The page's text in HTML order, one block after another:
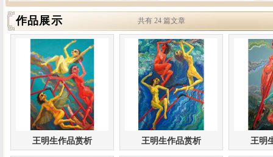
作品展示 共有 24 篇文章
王明生作品赏析 王明生作品赏析 王明